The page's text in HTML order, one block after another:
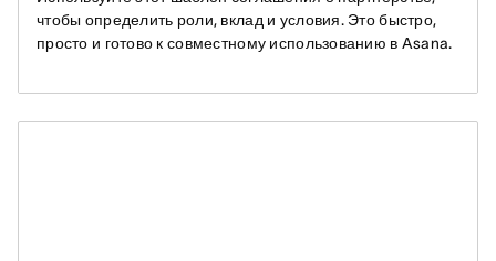
чтобы определить роли, вклад и условия. Это быстро,
просто и готово к совместному использованию в Asana.